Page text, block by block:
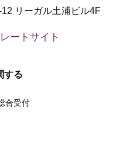
リーガル土浦ビル4F
ートサイト
する
合受付